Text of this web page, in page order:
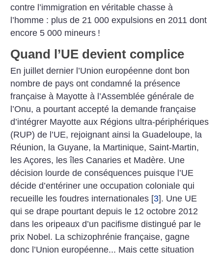
contre l’immigration en véritable chasse à
l’homme : plus de 21 000 expulsions en 2011 dont
encore 5 000 mineurs !
Quand l’UE devient complice
En juillet dernier l’Union européenne dont bon
nombre de pays ont condamné la présence
française à Mayotte à l’Assemblée générale de
l’Onu, a pourtant accepté la demande française
d’intégrer Mayotte aux Régions ultra-périphériques
(RUP) de l’UE, rejoignant ainsi la Guadeloupe, la
Réunion, la Guyane, la Martinique, Saint-Martin,
les Açores, les îles Canaries et Madère. Une
décision lourde de conséquences puisque l’UE
décide d’entériner une occupation coloniale qui
recueille les foudres internationales [3]. Une UE
qui se drape pourtant depuis le 12 octobre 2012
dans les oripeaux d’un pacifisme distingué par le
prix Nobel. La schizophrénie française, gagne
donc l’Union européenne... Mais cette situation